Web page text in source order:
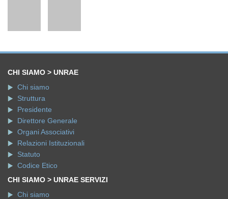
CHI SIAMO > UNRAE
Chi siamo
Struttura
Presidente
Direttore Generale
Organi Associativi
Relazioni Istituzionali
Statuto
Codice Etico
CHI SIAMO > UNRAE SERVIZI
Chi siamo